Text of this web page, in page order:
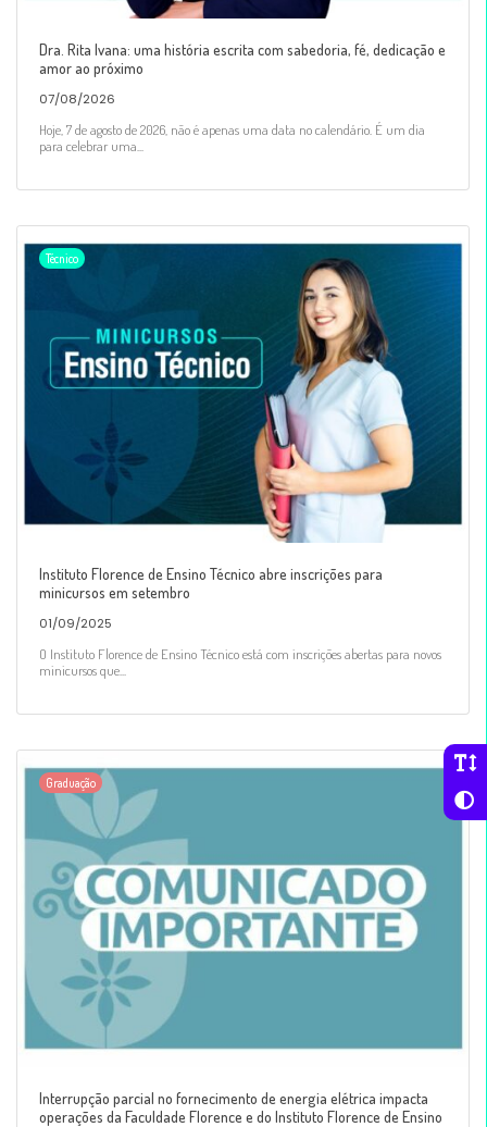
Dra. Rita Ivana: uma história escrita com sabedoria, fé, dedicação e
amor ao próximo
07/08/2026
Hoje, 7 de agosto de 2026, não é apenas uma data no calendário. É um dia
para celebrar uma...
Técnico
Instituto Florence de Ensino Técnico abre inscrições para
minicursos em setembro
01/09/2025
O Instituto Florence de Ensino Técnico está com inscrições abertas para novos
minicursos que...
Graduação
Interrupção parcial no fornecimento de energia elétrica impacta
operações da Faculdade Florence e do Instituto Florence de Ensino